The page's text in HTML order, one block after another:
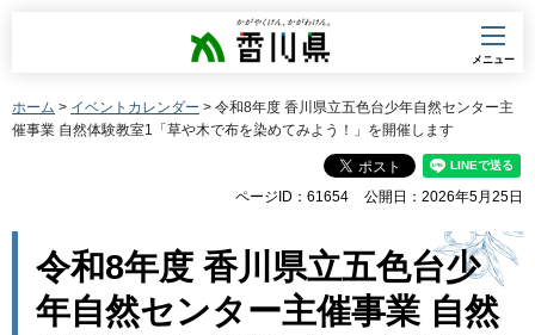
香川県
メニュー
ホーム > イベントカレンダー > 令和8年度 香川県立五色台少年自然センター主
催事業 自然体験教室1「草や木で布を染めてみよう！」を開催します
ページID：61654 公開日：2026年5月25日
令和8年度 香川県立五色台少
年自然センター主催事業 自然